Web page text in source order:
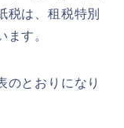
税は、租税特別
す。
のとおりになり